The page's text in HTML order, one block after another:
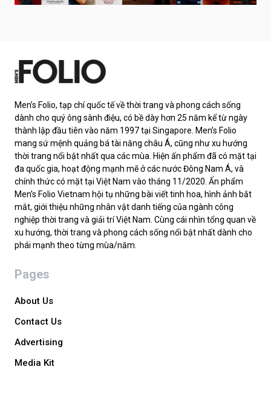
Men’s Folio, tạp chí quốc tế về thời trang và phong cách sống
dành cho quý ông sành điệu, có bề dày hơn 25 năm kể từ ngày
thành lập đầu tiên vào năm 1997 tại Singapore. Men’s Folio
mang sứ mệnh quảng bá tài năng châu Á, cũng như xu hướng
thời trang nổi bật nhất qua các mùa. Hiện ấn phẩm đã có mặt tại
đa quốc gia, hoạt động mạnh mẽ ở các nước Đông Nam Á, và
chính thức có mặt tại Việt Nam vào tháng 11/2020. Ấn phẩm
Men’s Folio Vietnam hội tụ những bài viết tinh hoa, hình ảnh bắt
mắt, giới thiệu những nhân vật danh tiếng của ngành công
nghiệp thời trang và giải trí Việt Nam. Cùng cái nhìn tổng quan về
xu hướng, thời trang và phong cách sống nổi bật nhất dành cho
phái mạnh theo từng mùa/năm.
Pages
About Us
Contact Us
Advertising
Media Kit